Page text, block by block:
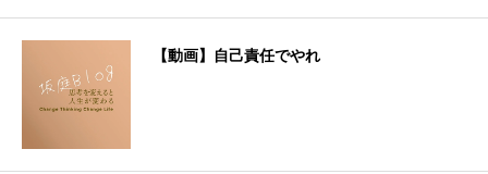
【動画】自己責任でやれ